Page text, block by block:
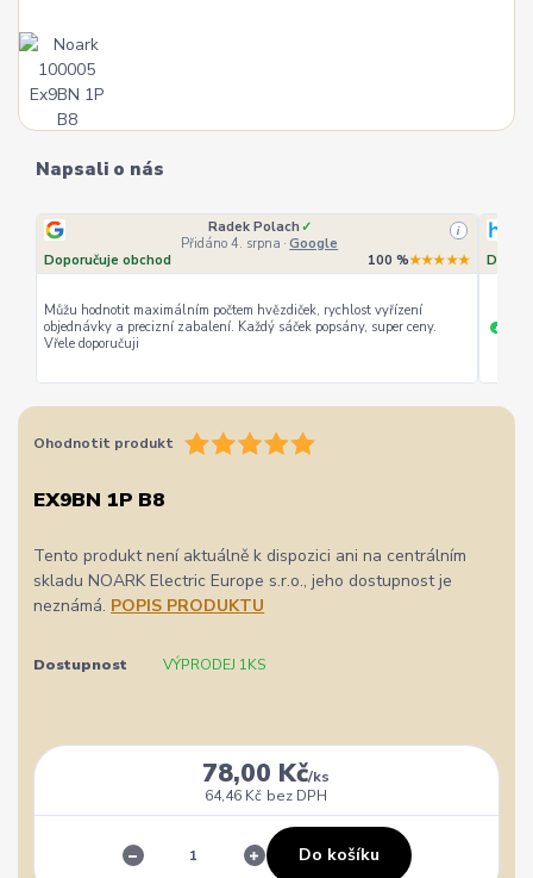
Napsali o nás
Radek Polach ✓
Přidáno 4. srpna · Google
i
Doporučuje obchod 100 %★★★★★
Můžu hodnotit maximálním počtem hvězdiček, rychlost vyřízení
objednávky a precizní zabalení. Každý sáček popsány, super ceny.
Vřele doporučuji
+
Ohodnotit produkt
EX9BN 1P B8
Tento produkt není aktuálně k dispozici ani na centrálním
skladu NOARK Electric Europe s.r.o., jeho dostupnost je
neznámá. POPIS PRODUKTU
Dostupnost VÝPRODEJ 1KS
78,00 Kč/ks
64,46 Kč bez DPH
Do košíku